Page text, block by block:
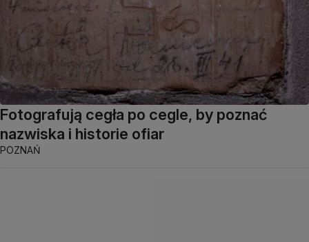
Fotografują cegła po cegle, by poznać
nazwiska i historie ofiar
POZNAŃ